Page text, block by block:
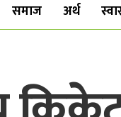
समाज अर्थ